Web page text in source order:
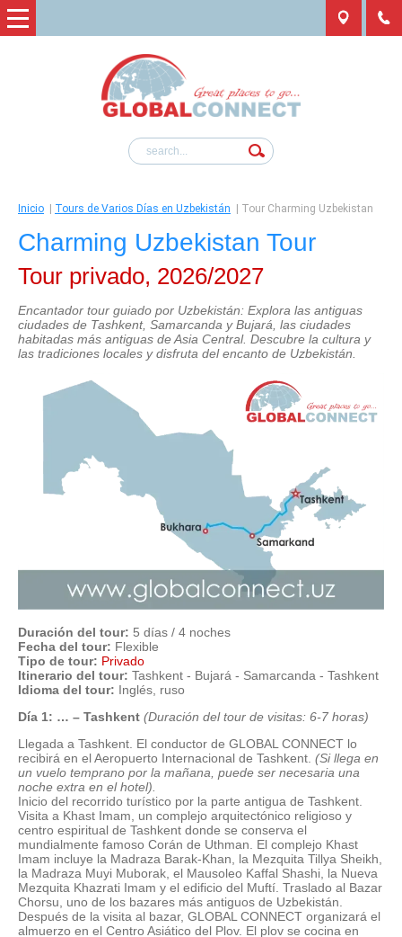
Inicio Tours de Varios Días en Uzbekistán Tour Charming Uzbekistan
Charming Uzbekistan Tour
Tour privado, 2026/2027
Encantador tour guiado por Uzbekistán: Explora las antiguas
ciudades de Tashkent, Samarcanda y Bujará, las ciudades
habitadas más antiguas de Asia Central. Descubre la cultura y
las tradiciones locales y disfruta del encanto de Uzbekistán.
Duración del tour: 5 días / 4 noches
Fecha del tour: Flexible
Tipo de tour: Privado
Itinerario del tour: Tashkent - Bujará - Samarcanda - Tashkent
Idioma del tour: Inglés, ruso
Día 1: … – Tashkent (Duración del tour de visitas: 6-7 horas)
Llegada a Tashkent. El conductor de GLOBAL CONNECT lo
recibirá en el Aeropuerto Internacional de Tashkent. (Si llega en
un vuelo temprano por la mañana, puede ser necesaria una
noche extra en el hotel).
Inicio del recorrido turístico por la parte antigua de Tashkent.
Visita a Khast Imam, un complejo arquitectónico religioso y
centro espiritual de Tashkent donde se conserva el
mundialmente famoso Corán de Uthman. El complejo Khast
Imam incluye la Madraza Barak-Khan, la Mezquita Tillya Sheikh,
la Madraza Muyi Muborak, el Mausoleo Kaffal Shashi, la Nueva
Mezquita Khazrati Imam y el edificio del Muftí. Traslado al Bazar
Chorsu, uno de los bazares más antiguos de Uzbekistán.
Después de la visita al bazar, GLOBAL CONNECT organizará el
almuerzo en el Centro Asiático del Plov. El plov se cocina en